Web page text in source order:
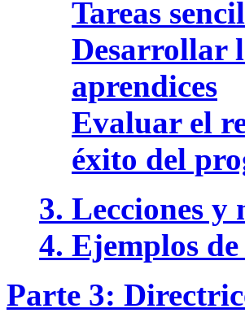
Tareas
Desarrollar
aprendices
Evaluar el
éxito del
3. Lecciones y
4. Ejemplos
Parte 3: